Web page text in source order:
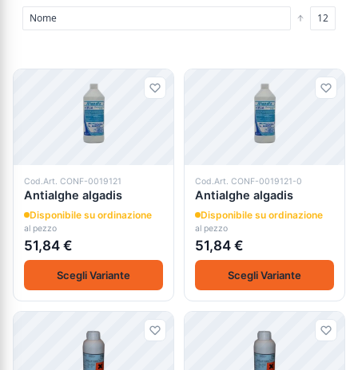
Prodotti
Cod.Art. CONF-0019121
Antialghe algadis
Disponibile su ordinazione
al pezzo
51,84 €
Scegli Variante
Cod.Art. CONF-0019121-0
Antialghe algadis
Disponibile su ordinazione
al pezzo
51,84 €
Scegli Variante